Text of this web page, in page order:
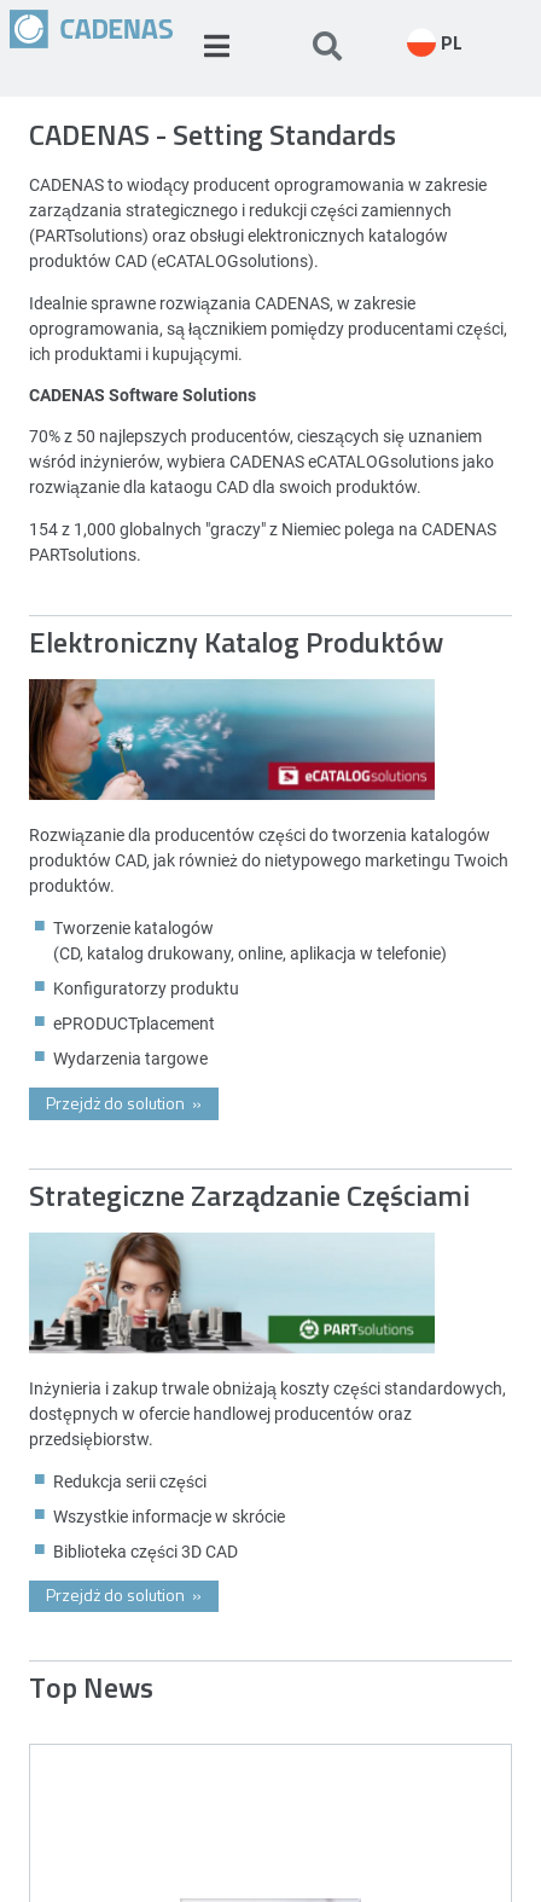
PL
CADENAS - Setting Standards
CADENAS to wiodący producent oprogramowania w zakresie
zarządzania strategicznego i redukcji części zamiennych
(PARTsolutions) oraz obsługi elektronicznych katalogów
produktów CAD (eCATALOGsolutions).
Idealnie sprawne rozwiązania CADENAS, w zakresie
oprogramowania, są łącznikiem pomiędzy producentami części,
ich produktami i kupującymi.
CADENAS Software Solutions
70% z 50 najlepszych producentów, cieszących się uznaniem
wśród inżynierów, wybiera CADENAS eCATALOGsolutions jako
rozwiązanie dla kataogu CAD dla swoich produktów.
154 z 1,000 globalnych "graczy" z Niemiec polega na CADENAS
PARTsolutions.
Elektroniczny Katalog Produktów
Rozwiązanie dla producentów części do tworzenia katalogów
produktów CAD, jak również do nietypowego marketingu Twoich
produktów.
Tworzenie katalogów
(CD, katalog drukowany, online, aplikacja w telefonie)
Konfiguratorzy produktu
ePRODUCTplacement
Wydarzenia targowe
Przejdż do solution »
Strategiczne Zarządzanie Częściami
Inżynieria i zakup trwale obniżają koszty części standardowych,
dostępnych w ofercie handlowej producentów oraz
przedsiębiorstw.
Redukcja serii części
Wszystkie informacje w skrócie
Biblioteka części 3D CAD
Przejdż do solution »
Top News